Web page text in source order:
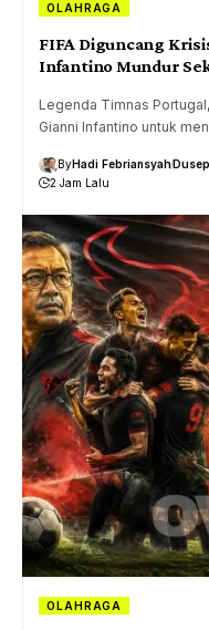
OLAHRAGA
FIFA Diguncang
Infantino Mundur
Legenda Timnas
Gianni Infantino untuk
ByHadi Febriansyah
2 Jam Lalu
OLAHRAGA